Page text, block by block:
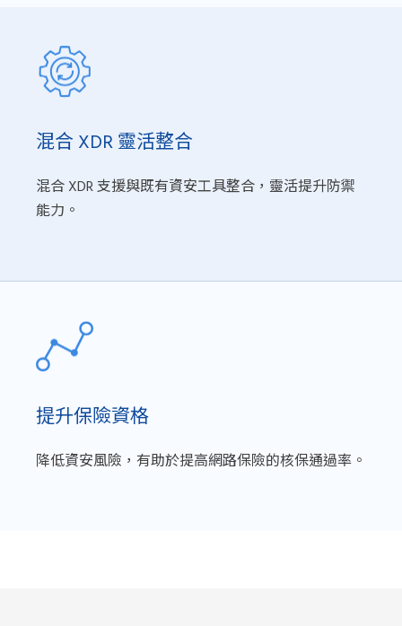
混合 XDR 靈活整合
混合 XDR 支援與既有資安工具整合，靈活提升防禦
能力。
提升保險資格
降低資安風險，有助於提高網路保險的核保通過率。